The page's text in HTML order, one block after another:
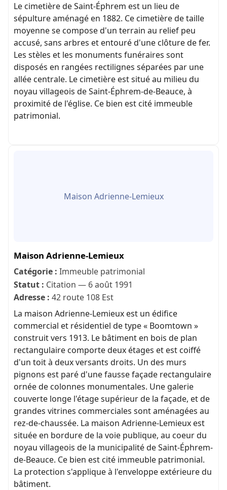
Le cimetière de Saint-Éphrem est un lieu de
sépulture aménagé en 1882. Ce cimetière de taille
moyenne se compose d'un terrain au relief peu
accusé, sans arbres et entouré d'une clôture de fer.
Les stèles et les monuments funéraires sont
disposés en rangées rectilignes séparées par une
allée centrale. Le cimetière est situé au milieu du
noyau villageois de Saint-Éphrem-de-Beauce, à
proximité de l'église. Ce bien est cité immeuble
patrimonial.
Maison Adrienne-Lemieux
Maison Adrienne-Lemieux
Catégorie : Immeuble patrimonial
Statut : Citation — 6 août 1991
Adresse : 42 route 108 Est
La maison Adrienne-Lemieux est un édifice
commercial et résidentiel de type « Boomtown »
construit vers 1913. Le bâtiment en bois de plan
rectangulaire comporte deux étages et est coiffé
d'un toit à deux versants droits. Un des murs
pignons est paré d'une fausse façade rectangulaire
ornée de colonnes monumentales. Une galerie
couverte longe l'étage supérieur de la façade, et de
grandes vitrines commerciales sont aménagées au
rez-de-chaussée. La maison Adrienne-Lemieux est
située en bordure de la voie publique, au coeur du
noyau villageois de la municipalité de Saint-Éphrem-
de-Beauce. Ce bien est cité immeuble patrimonial.
La protection s'applique à l'enveloppe extérieure du
bâtiment.